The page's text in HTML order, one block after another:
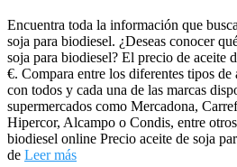
Encuentra toda la información que
soja para biodiesel. ¿Deseas conocer
soja para biodiesel? El precio de aceite
€. Compara entre los diferentes tipos de
con todos y cada una de las marcas
supermercados como Mercadona,
Hipercor, Alcampo o Condis, entre
biodiesel online Precio aceite de soja
de Leer más